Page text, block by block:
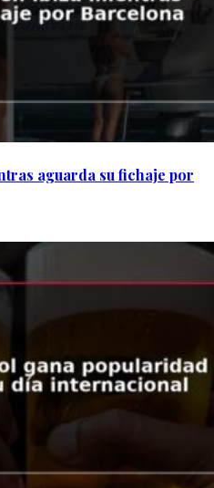
aguarda su fichaje por